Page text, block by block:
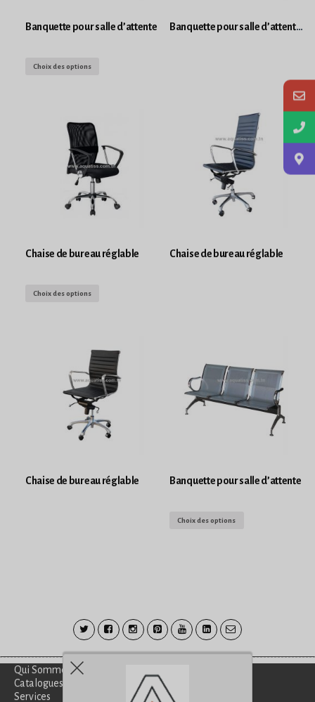
Banquette pour salle d’attente
Choix des options
Banquette pour salle d’attente plastiques
Chaise de bureau réglable
Choix des options
Chaise de bureau réglable
Chaise de bureau réglable Banquette pour salle d’attente
Choix des options
Qui Sommes-Nous?
Catalogues
Services